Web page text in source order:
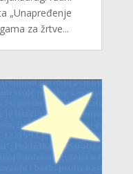
„Unapređenje
za žrtve...